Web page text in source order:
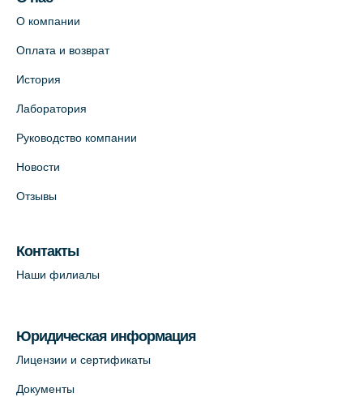
О компании
Оплата и возврат
История
Лаборатория
Руководство компании
Новости
Отзывы
Контакты
Наши филиалы
Юридическая информация
Лицензии и сертификаты
Документы